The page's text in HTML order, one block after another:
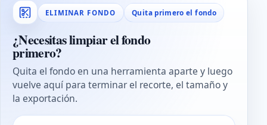
ELIMINAR FONDO Quita primero el fondo
¿Necesitas limpiar el fondo
primero?
Quita el fondo en una herramienta aparte y luego
vuelve aquí para terminar el recorte, el tamaño y
la exportación.